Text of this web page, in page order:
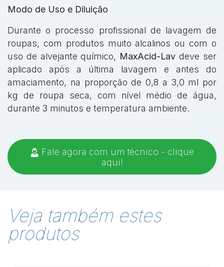
Modo de Uso e Diluição
Durante o processo profissional de lavagem de
roupas, com produtos muito alcalinos ou com o
uso de alvejante químico, MaxAcid-Lav deve ser
aplicado após a última lavagem e antes do
amaciamento, na proporção de 0,8 a 3,0 ml por
kg de roupa seca, com nível médio de água,
durante 3 minutos e temperatura ambiente.
Fale agora com um técnico - clique
aqui!
Veja também estes
produtos